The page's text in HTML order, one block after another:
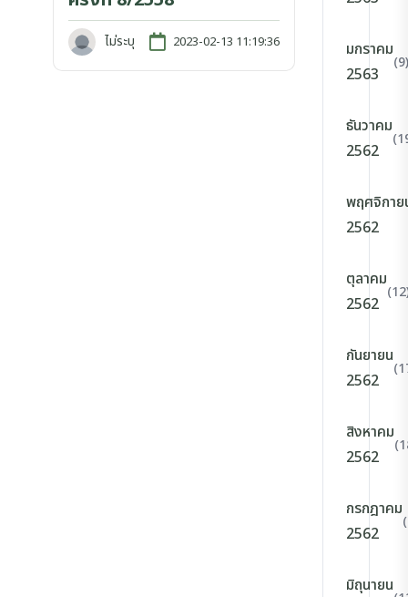
ไม่ระบุ 2023-02-13 11:19:36
มกราคม
2563
(9)
ธันวาคม
2562
พฤศจิกาย
2562
ตุลาคม
2562
กันยายน
2562
สิงหาคม
2562
กรกฎาคม
2562
มิถุนายน